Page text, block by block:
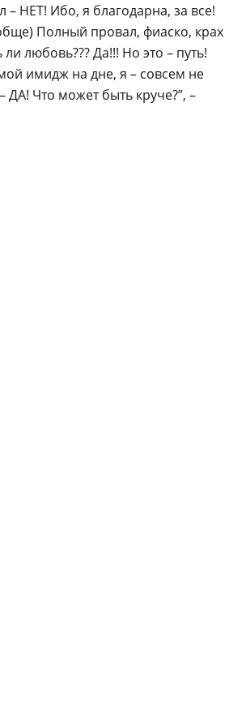
НЕТ! Ибо, я благодарна, за все!
Полный провал, фиаско, крах
любовь??? Да!!! Но это – путь!
имидж на дне, я – совсем не
Что может быть круче?”, –